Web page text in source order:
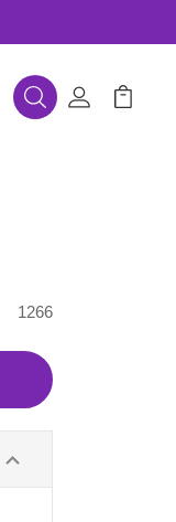
BuscarMi Cuenta
Mi
1266